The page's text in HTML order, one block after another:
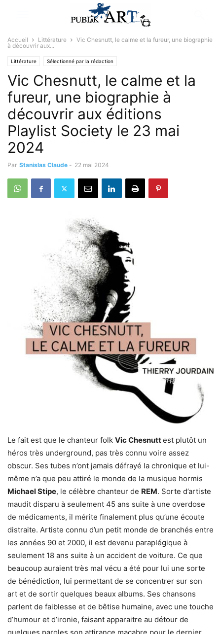
Accueil Littérature
Vic Chesnutt, le calme et la fureur, une biographie
à découvrir aux...
Littérature Sélectionné par la rédaction
Vic Chesnutt, le calme et la
fureur, une biographie à
découvrir aux éditions
Playlist Society le 23 mai
2024
Par Stanislas Claude - 22 mai 2024
Le fait est que le chanteur folk Vic Chesnuttest plutôt un
héros très underground, pas très connu voire assez
obscur. Ses tubes n’ont jamais défrayé la chronique et lui-
même n’a que peu attiré le monde de la musique hormis
Michael Stipe, le célèbre chanteur de REM. Sorte d’artiste
maudit disparu à seulement 45 ans suite à une overdose
de médicaments, il mérite finalement plus qu’une écoute
distraite. Artiste connu d’un petit monde de branchés entre
les années 90 et 2000, il est devenu paraplégique à
seulement 18 ans suite à un accident de voiture. Ce que
beaucoup auraient très mal vécu a été pour lui une sorte
de bénédiction, lui permettant de se concentrer sur son
art et de sortir quelques beaux albums. Ses chansons
parlent de faiblesse et de bêtise humaine, avec une touche
d’humour et d’ironie, faisant apparaitre au détour de